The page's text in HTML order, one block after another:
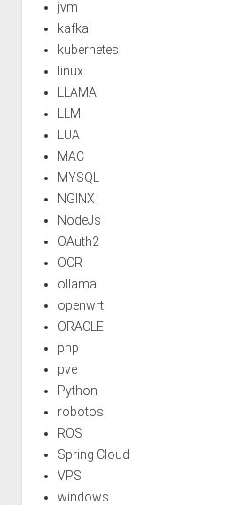
jvm
kafka
kubernetes
linux
LLAMA
LLM
LUA
MAC
MYSQL
NGINX
NodeJs
OAuth2
OCR
ollama
openwrt
ORACLE
php
pve
Python
robotos
ROS
Spring Cloud
VPS
windows